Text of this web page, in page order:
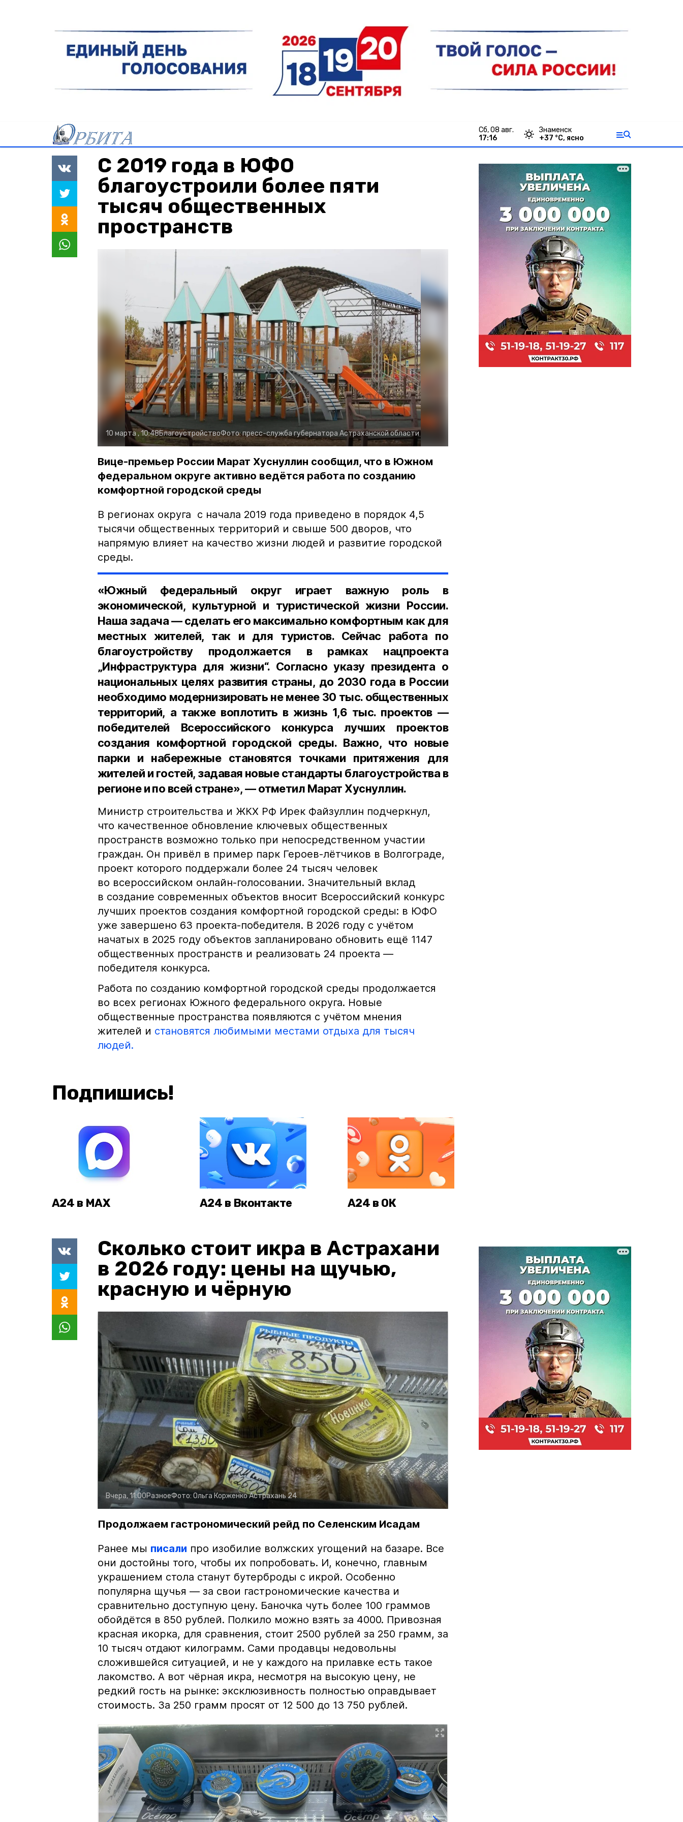
сб, 08 авг.
17:16
Знаменск
+37 °С, ясно
С 2019 года в ЮФО
благоустроили более пяти
тысяч общественных
пространств
10 марта , 10:48БлагоустройствоФото:пресс-служба губернатора Астраханской области
Вице-премьер России Марат Хуснуллин сообщил, что в Южном
федеральном округе активно ведётся работа по созданию
комфортной городской среды
В регионах округа с начала 2019 года приведено в порядок 4,5
тысячи общественных территорий и свыше 500 дворов, что
напрямую влияет на качество жизни людей и развитие городской
среды.
«Южный федеральный округ играет важную роль в
экономической, культурной и туристической жизни России.
Наша задача — сделать его максимально комфортным как для
местных жителей, так и для туристов. Сейчас работа по
благоустройству продолжается в рамках нацпроекта
„Инфраструктура для жизни“. Согласно указу президента о
национальных целях развития страны, до 2030 года в России
необходимо модернизировать не менее 30 тыс. общественных
территорий, а также воплотить в жизнь 1,6 тыс. проектов —
победителей Всероссийского конкурса лучших проектов
создания комфортной городской среды. Важно, что новые
парки и набережные становятся точками притяжения для
жителей и гостей, задавая новые стандарты благоустройства в
регионе и по всей стране», — отметил Марат Хуснуллин.
Министр строительства и ЖКХ РФ Ирек Файзуллин подчеркнул,
что качественное обновление ключевых общественных
пространств возможно только при непосредственном участии
граждан. Он привёл в пример парк Героев-лётчиков в Волгограде,
проект которого поддержали более 24 тысяч человек
во всероссийском онлайн-голосовании. Значительный вклад
в создание современных объектов вносит Всероссийский конкурс
лучших проектов создания комфортной городской среды: в ЮФО
уже завершено 63 проекта-победителя. В 2026 году с учётом
начатых в 2025 году объектов запланировано обновить ещё 1147
общественных пространств и реализовать 24 проекта —
победителя конкурса.
Работа по созданию комфортной городской среды продолжается
во всех регионах Южного федерального округа. Новые
общественные пространства появляются с учётом мнения
жителей и становятся любимыми местами отдыха для тысяч
людей.
Подпишись!
А24 в MAX А24 в Вконтакте А24 в ОК
Сколько стоит икра в Астрахани
в 2026 году: цены на щучью,
красную и чёрную
Вчера, 11:00РазноеФото: Ольга КорженкоАстрахань 24
Продолжаем гастрономический рейд по Селенским Исадам
Ранее мы писали про изобилие волжских угощений на базаре. Все
они достойны того, чтобы их попробовать. И, конечно, главным
украшением стола станут бутерброды с икрой. Особенно
популярна щучья — за свои гастрономические качества и
сравнительно доступную цену. Баночка чуть более 100 граммов
обойдётся в 850 рублей. Полкило можно взять за 4000. Привозная
красная икорка, для сравнения, стоит 2500 рублей за 250 грамм, за
10 тысяч отдают килограмм. Сами продавцы недовольны
сложившейся ситуацией, и не у каждого на прилавке есть такое
лакомство. А вот чёрная икра, несмотря на высокую цену, не
редкий гость на рынке: эксклюзивность полностью оправдывает
стоимость. За 250 грамм просят от 12 500 до 13 750 рублей.